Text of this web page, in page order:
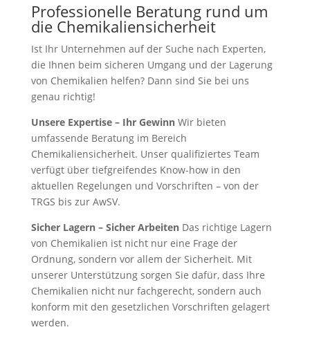
Professionelle Beratung rund um
die Chemikaliensicherheit
Ist Ihr Unternehmen auf der Suche nach Experten,
die Ihnen beim sicheren Umgang und der Lagerung
von Chemikalien helfen? Dann sind Sie bei uns
genau richtig!
Unsere Expertise – Ihr GewinnWir bieten
umfassende Beratung im Bereich
Chemikaliensicherheit. Unser qualifiziertes Team
verfügt über tiefgreifendes Know-how in den
aktuellen Regelungen und Vorschriften – von der
TRGS bis zur AwSV.
Sicher Lagern – Sicher ArbeitenDas richtige Lagern
von Chemikalien ist nicht nur eine Frage der
Ordnung, sondern vor allem der Sicherheit. Mit
unserer Unterstützung sorgen Sie dafür, dass Ihre
Chemikalien nicht nur fachgerecht, sondern auch
konform mit den gesetzlichen Vorschriften gelagert
werden.